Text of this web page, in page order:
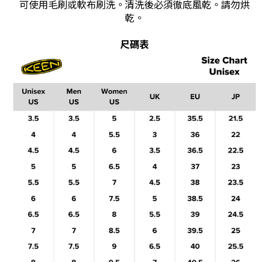
可使用毛刷或軟布刷洗。清洗後必須徹底風乾。請勿烘
乾。
尺碼表